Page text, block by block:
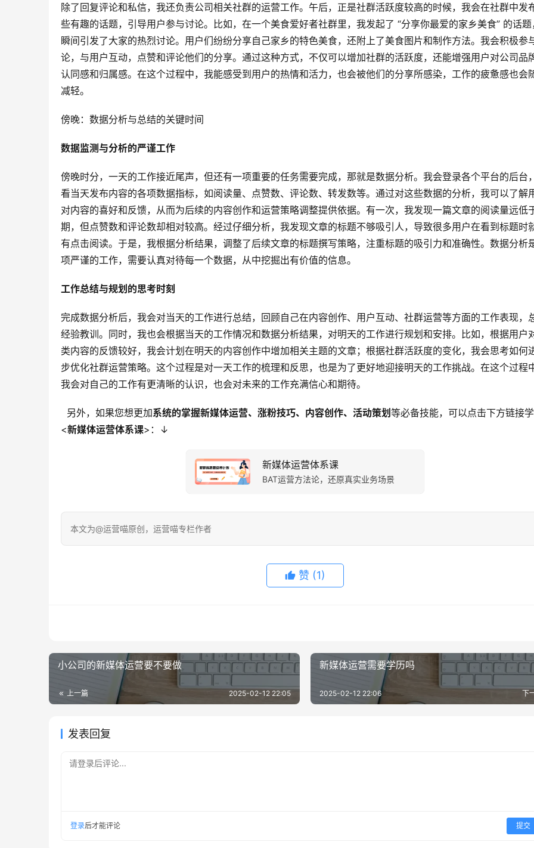
除了回复评论和私信，我还负责公司相关社群的运营工作。午后，正是社群活跃度较高的时候，我会在社群中发
些有趣的话题，引导用户参与讨论。比如，在一个美食爱好者社群里，我发起了 “分享你最爱的家乡美食” 的话题
瞬间引发了大家的热烈讨论。用户们纷纷分享自己家乡的特色美食，还附上了美食图片和制作方法。我会积极参
论，与用户互动，点赞和评论他们的分享。通过这种方式，不仅可以增加社群的活跃度，还能增强用户对公司品
认同感和归属感。在这个过程中，我能感受到用户的热情和活力，也会被他们的分享所感染，工作的疲惫感也会
减轻。
傍晚：数据分析与总结的关键时间
数据监测与分析的严谨工作
傍晚时分，一天的工作接近尾声，但还有一项重要的任务需要完成，那就是数据分析。我会登录各个平台的后台
看当天发布内容的各项数据指标，如阅读量、点赞数、评论数、转发数等。通过对这些数据的分析，我可以了解
对内容的喜好和反馈，从而为后续的内容创作和运营策略调整提供依据。有一次，我发现一篇文章的阅读量远低
期，但点赞数和评论数却相对较高。经过仔细分析，我发现文章的标题不够吸引人，导致很多用户在看到标题时
有点击阅读。于是，我根据分析结果，调整了后续文章的标题撰写策略，注重标题的吸引力和准确性。数据分析
项严谨的工作，需要认真对待每一个数据，从中挖掘出有价值的信息。
工作总结与规划的思考时刻
完成数据分析后，我会对当天的工作进行总结，回顾自己在内容创作、用户互动、社群运营等方面的工作表现，
经验教训。同时，我也会根据当天的工作情况和数据分析结果，对明天的工作进行规划和安排。比如，根据用户
类内容的反馈较好，我会计划在明天的内容创作中增加相关主题的文章；根据社群活跃度的变化，我会思考如何
步优化社群运营策略。这个过程是对一天工作的梳理和反思，也是为了更好地迎接明天的工作挑战。在这个过程中
我会对自己的工作有更清晰的认识，也会对未来的工作充满信心和期待。
另外，如果您想更加系统的掌握新媒体运营、涨粉技巧、内容创作、活动策划等必备技能，可以点击下方链接
<新媒体运营体系课>：↓
新媒体运营体系课
BAT运营方法论，还原真实业务场景
本文为@运营喵原创，运营喵专栏作者
赞 (1)
小公司的新媒体运营要不要做
上一篇 2025-02-12 22:05
新媒体运营需要学历吗
下
2025-02-12 22:06
发表回复
请登录后评论...
登录后才能评论 提交